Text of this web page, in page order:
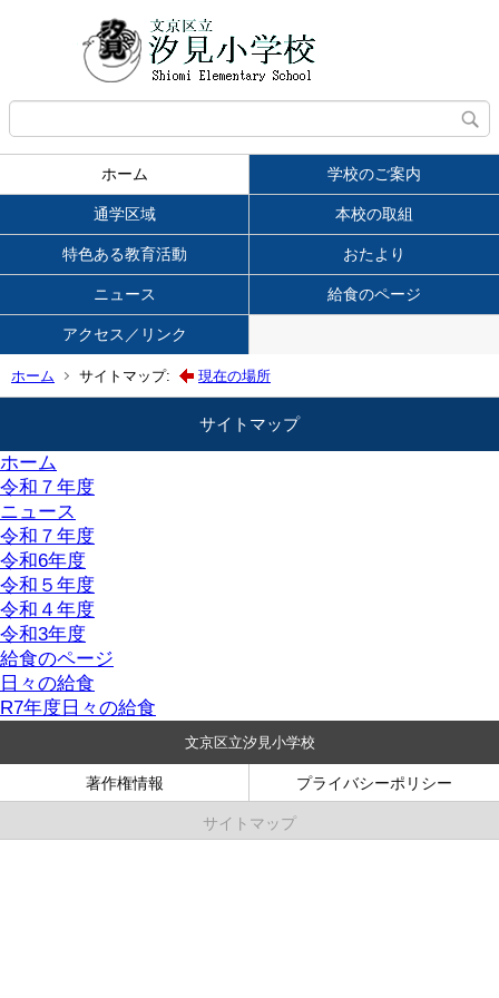
ホーム 学校のご案内
通学区域 本校の取組
特色ある教育活動 おたより
ニュース 給食のページ
アクセス／リンク
ホーム サイトマップ: 現在の場所
サイトマップ
ホーム
令和７年度
ニュース
令和７年度
令和6年度
令和５年度
令和４年度
令和3年度
給食のページ
日々の給食
R7年度日々の給食
文京区立汐見小学校
著作権情報 プライバシーポリシー
サイトマップ